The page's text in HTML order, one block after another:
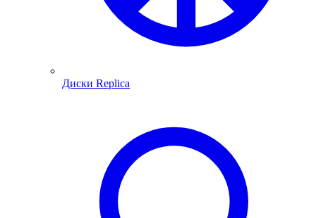
Диски Replica